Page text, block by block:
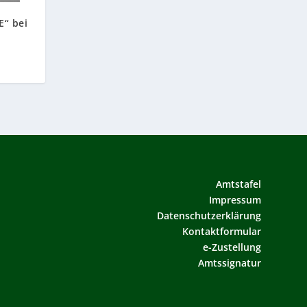
bei
Amtstafel
Impressum
Datenschutzerklärung
Kontaktformular
e-Zustellung
Amtssignatur